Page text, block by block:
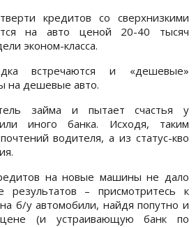
кредитов со сверхнизкими
на авто ценой 20-40 тысяч
эконом-класса.
встречаются и «дешевые»
на дешевые авто.
займа и пытает счастья у
иного банка. Исходя, таким
водителя, а из статус-кво
на новые машины не дало
– присмотритесь к
б/у автомобили, найдя попутно и
(и устраивающую банк по